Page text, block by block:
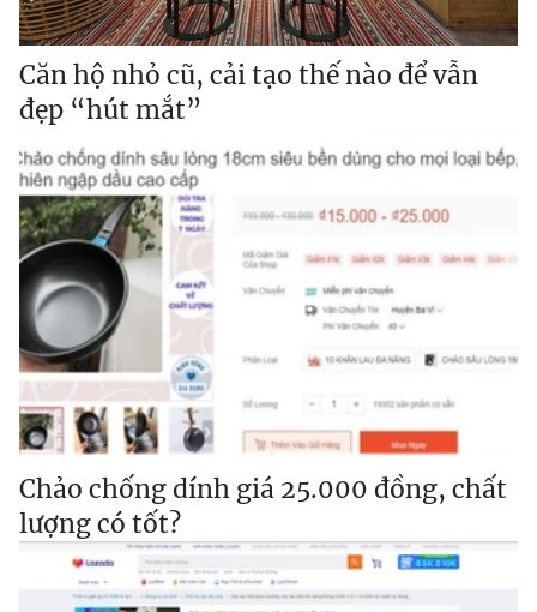
Căn hộ nhỏ cũ, cải tạo thế nào để vẫn
đẹp “hút mắt”
Chảo chống dính giá 25.000 đồng, chất
lượng có tốt?